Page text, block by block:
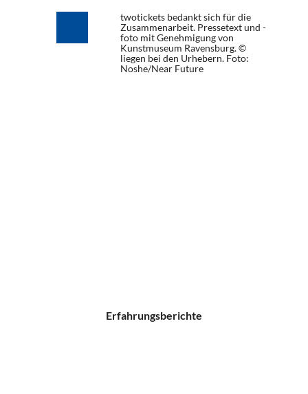
twotickets bedankt sich für die
Zusammenarbeit. Pressetext und -
foto mit Genehmigung von
Kunstmuseum Ravensburg. ©
liegen bei den Urhebern. Foto:
Noshe/Near Future
Erfahrungsberichte